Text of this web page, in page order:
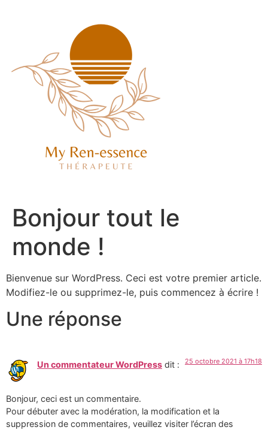
Bonjour tout le
monde !
Bienvenue sur WordPress. Ceci est votre premier article.
Modifiez-le ou supprimez-le, puis commencez à écrire !
Une réponse
Un commentateur WordPress dit : 25 octobre 2021 à 17h18
Bonjour, ceci est un commentaire.
Pour débuter avec la modération, la modification et la
suppression de commentaires, veuillez visiter l’écran des